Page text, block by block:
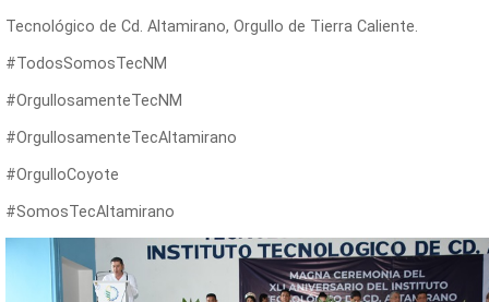
Tecnológico de Cd. Altamirano, Orgullo de Tierra Caliente.
#TodosSomosTecNM
#OrgullosamenteTecNM
#OrgullosamenteTecAltamirano
#OrgulloCoyote
#SomosTecAltamirano